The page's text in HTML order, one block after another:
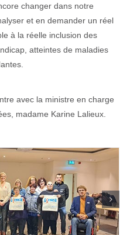
changer dans notre
et en demander un réel
à la réelle inclusion des
atteintes de maladies
avec la ministre en charge
madame Karine Lalieux.